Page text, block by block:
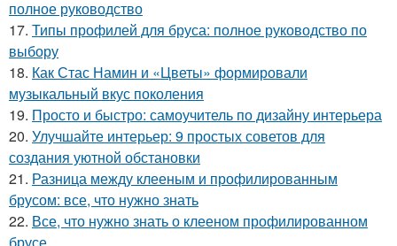
полное руководство
17. Типы профилей для бруса: полное руководство по
выбору
18. Как Стас Намин и «Цветы» формировали
музыкальный вкус поколения
19. Просто и быстро: самоучитель по дизайну интерьера
20. Улучшайте интерьер: 9 простых советов для
создания уютной обстановки
21. Разница между клееным и профилированным
брусом: все, что нужно знать
22. Все, что нужно знать о клееном профилированном
брусе